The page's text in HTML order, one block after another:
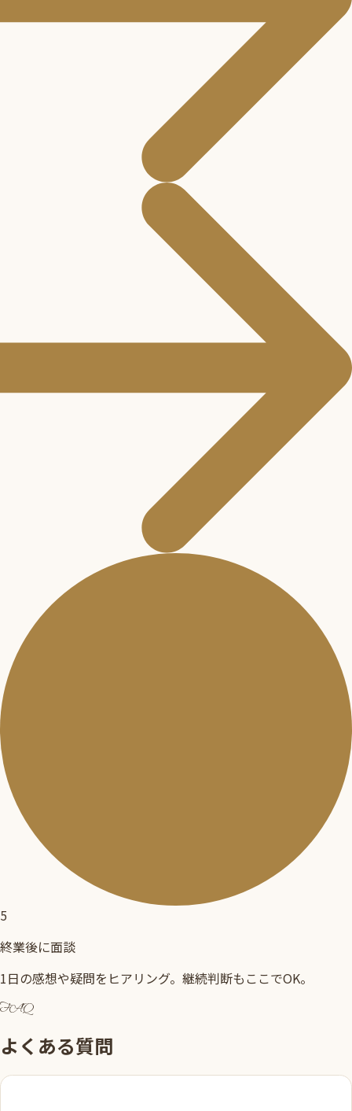
5
終業後に面談
1日の感想や疑問をヒアリング。継続判断もここでOK。
FAQ
よくある質問